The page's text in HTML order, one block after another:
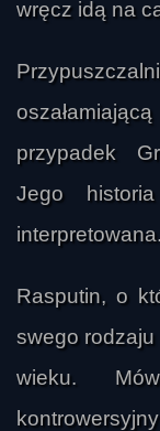
wręcz idą na
przypadek
Jego
interpretowana.
Rasputin, o
swego
wieku.